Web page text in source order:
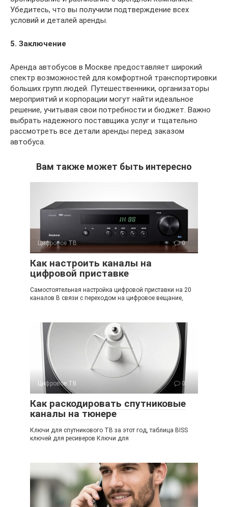
Убедитесь, что вы получили подтверждение всех
условий и деталей аренды.
5. Заключение
Аренда автобусов в Москве предоставляет широкий
спектр возможностей для комфортной транспортировки
больших групп людей. Путешественники, организаторы
мероприятий и корпорации могут найти идеальное
решение, учитывая свои потребности и бюджет. Важно
выбрать надежного поставщика услуг и тщательно
рассмотреть все детали аренды перед заказом
автобуса.
Вам также может быть интересно
Цифровое ТВ 0
Как настроить каналы на
цифровой приставке
Самостоятельная настройка цифровой приставки на 20
каналов В связи с переходом на цифровое вещание,
Цифровое ТВ 0
Как раскодировать спутниковые
каналы на тюнере
Ключи для спутникового ТВ за этот год, таблица BISS
ключей для ресиверов Ключи для